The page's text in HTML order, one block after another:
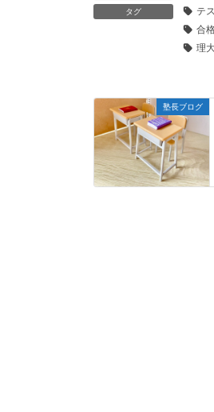
タグ テ
合
理
塾長ブログ